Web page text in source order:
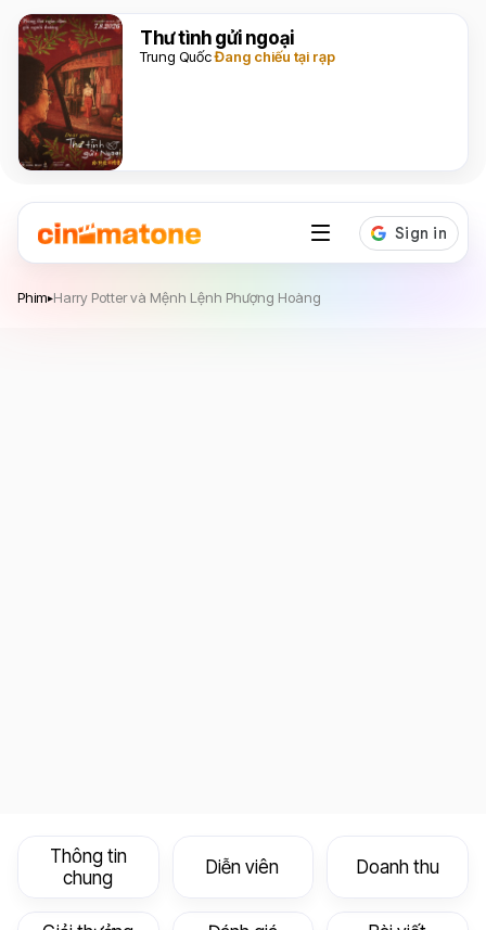
Thư tình gửi ngoại
Trung QuốcĐang chiếu tại rạp
Phim▸Harry Potter và Mệnh Lệnh Phượng Hoàng
Thông tin
chung
Diễn viên Doanh thu